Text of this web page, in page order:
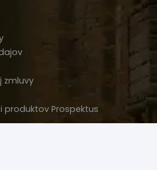
zmluvy
Prospektus